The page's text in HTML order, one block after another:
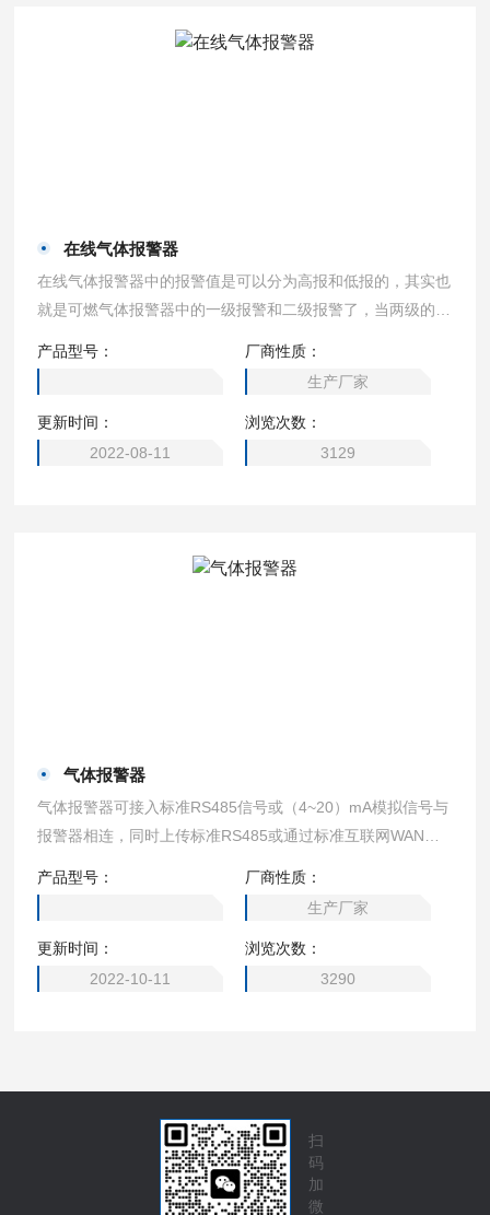
在线气体报警器
在线气体报警器中的报警值是可以分为高报和低报的，其实也
就是可燃气体报警器中的一级报警和二级报警了，当两级的报
系统了，所以一级报警值和二级报警值也得按照国家可燃气体
报警器的规定去安装的。
产品型号：
厂商性质：
生产厂家
更新时间：
2022-08-11
浏览次数：
3129
气体报警器
气体报警器可接入标准RS485信号或（4~20）mA模拟信号与
报警器相连，同时上传标准RS485或通过标准互联网WAN信
监控网络，大大提高了监控的实时性，准确性。
产品型号：
厂商性质：
生产厂家
更新时间：
2022-10-11
浏览次数：
3290
扫
码
加
微